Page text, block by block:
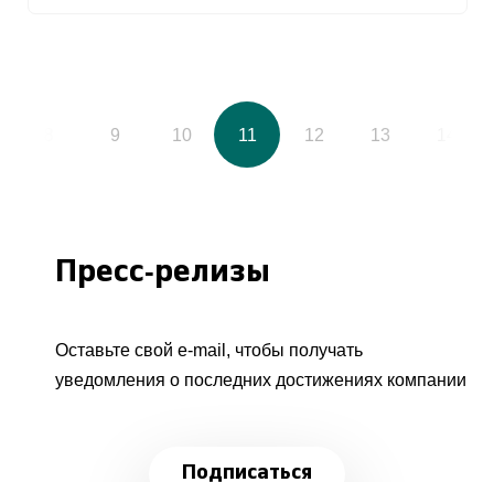
9 10 11 12 13
Пресс-релизы
Оставьте свой e-mail, чтобы получать
уведомления о последних достижениях компании
Подписаться